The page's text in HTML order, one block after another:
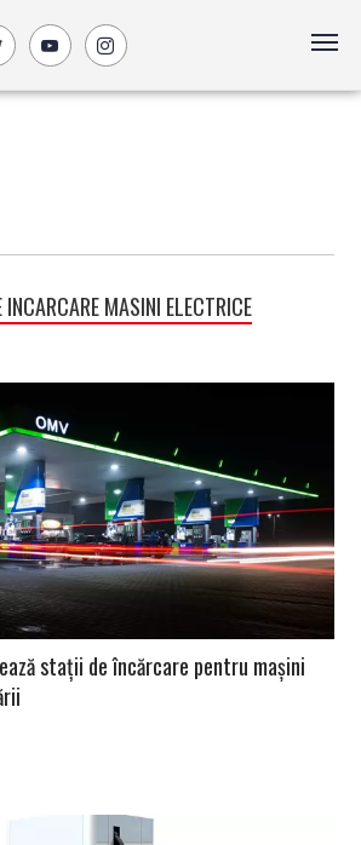
INCARCARE MASINI ELECTRICE
stații de încărcare pentru mașini